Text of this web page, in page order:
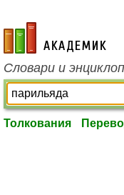
academic.ru
Словари и
Толкования